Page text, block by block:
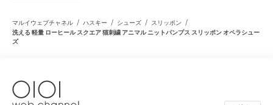
マルイウェブチャネル / ハスキー / シューズ / スリッポン /
洗える 軽量 ローヒール スクエア 猫刺繍 アニマル ニットパンプス スリッポン オペラシュー
ズ